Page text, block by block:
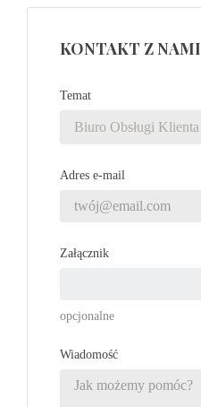
KONTAKT Z NAMI
Temat
Adres e-mail
Załącznik
opcjonalne
Wiadomość